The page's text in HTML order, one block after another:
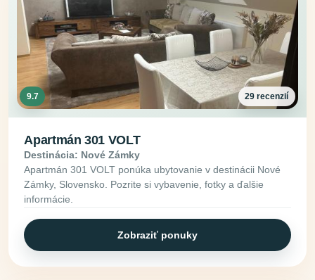
9.7 29 recenzií
Apartmán 301 VOLT
Destinácia: Nové Zámky
Apartmán 301 VOLT ponúka ubytovanie v destinácii Nové
Zámky, Slovensko. Pozrite si vybavenie, fotky a ďalšie
informácie.
Zobraziť ponuky